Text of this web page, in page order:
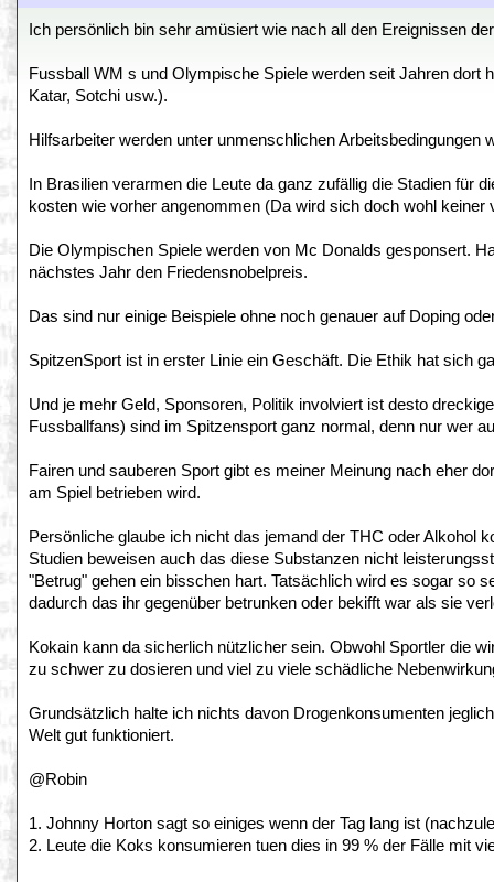
Ich persönlich bin sehr amüsiert wie nach all den Ereignissen
Fussball WM s und Olympische Spiele werden seit Jahren dort
Katar, Sotchi usw.).
Hilfsarbeiter werden unter unmenschlichen Arbeitsbedingungen
In Brasilien verarmen die Leute da ganz zufällig die Stadien für
kosten wie vorher angenommen (Da wird sich doch wohl keiner
Die Olympischen Spiele werden von Mc Donalds gesponsert.
nächstes Jahr den Friedensnobelpreis.
Das sind nur einige Beispiele ohne noch genauer auf Doping
SpitzenSport ist in erster Linie ein Geschäft. Die Ethik hat sich
Und je mehr Geld, Sponsoren, Politik involviert ist desto
Fussballfans) sind im Spitzensport ganz normal, denn nur wer
Fairen und sauberen Sport gibt es meiner Meinung nach eher
am Spiel betrieben wird.
Persönliche glaube ich nicht das jemand der THC oder Alkohol
Studien beweisen auch das diese Substanzen nicht
"Betrug" gehen ein bisschen hart. Tatsächlich wird es sogar so
dadurch das ihr gegenüber betrunken oder bekifft war als sie
Kokain kann da sicherlich nützlicher sein. Obwohl Sportler die
zu schwer zu dosieren und viel zu viele schädliche
Grundsätzlich halte ich nichts davon Drogenkonsumenten
Welt gut funktioniert.
@Robin
1. Johnny Horton sagt so einiges wenn der Tag lang ist
2. Leute die Koks konsumieren tuen dies in 99 % der Fälle mit